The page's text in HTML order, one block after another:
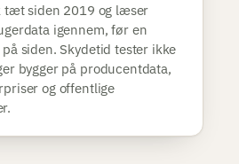
tæt siden 2019 og læser
igennem, før en
siden. Skydetid tester ikke
bygger på producentdata,
og offentlige